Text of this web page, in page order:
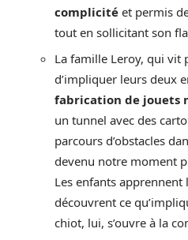
complicité et permis
tout en sollicitant son
La famille Leroy, qui vit
d’impliquer leurs deux
fabrication de jouets
un tunnel avec des
parcours d’obstacles
devenu notre moment
Les enfants apprennent
découvrent ce
chiot, lui, s’ouvre à la